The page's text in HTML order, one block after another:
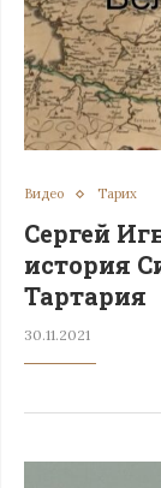
Видео Тарих
Сергей
история
Тартария
30.11.2021